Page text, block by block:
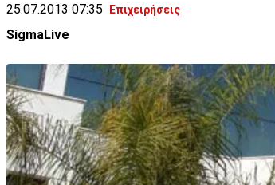
25.07.2013 07:35 Επιχειρήσεις
SigmaLive